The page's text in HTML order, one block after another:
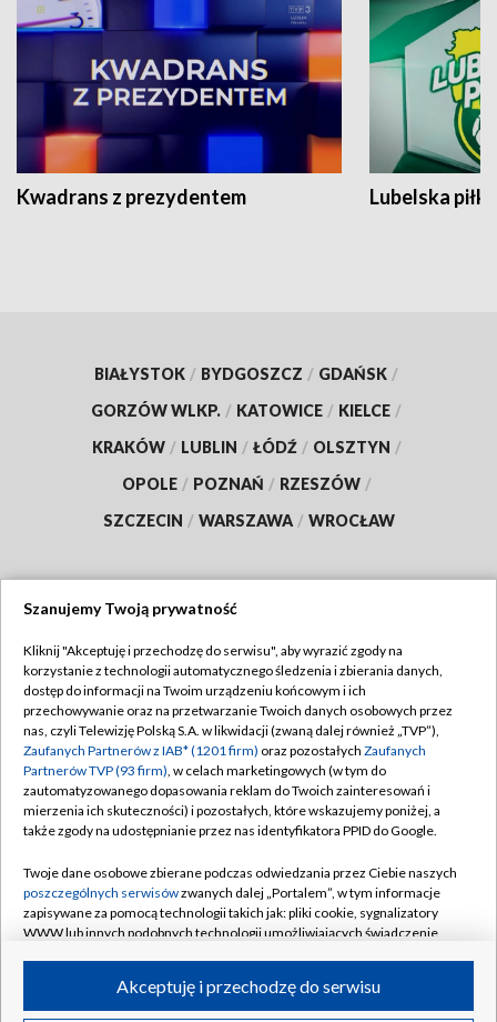
Kwadrans z prezydentem Lubelska piłka
BIAŁYSTOK / BYDGOSZCZ / GDAŃSK /
GORZÓW WLKP. / KATOWICE / KIELCE /
KRAKÓW / LUBLIN / ŁÓDŹ / OLSZTYN /
OPOLE / POZNAŃ / RZESZÓW /
SZCZECIN / WARSZAWA / WROCŁAW
TVP
Abonament TVP
Emisja w TVP
Centrum informacji TVP
Naziemna Telewizja Cyfrowa
Rada Programowa
System NOS
Informacje o nadawcy
Program dla prasy
Regulamin TVP
Polityka prywatności
Moje zgody
Pomoc
Kontakt
Kanały
Szanujemy Twoją prywatność
Kliknij "Akceptuję i przechodzę do serwisu", aby wyrazić zgody na
korzystanie z technologii automatycznego śledzenia i zbierania danych,
dostęp do informacji na Twoim urządzeniu końcowym i ich
przechowywanie oraz na przetwarzanie Twoich danych osobowych przez
nas, czyli Telewizję Polską S.A. w likwidacji (zwaną dalej również „TVP”),
Zaufanych Partnerów z IAB* (1201 firm) oraz pozostałych Zaufanych
Partnerów TVP (93 firm), w celach marketingowych (w tym do
zautomatyzowanego dopasowania reklam do Twoich zainteresowań i
mierzenia ich skuteczności) i pozostałych, które wskazujemy poniżej, a
także zgody na udostępnianie przez nas identyfikatora PPID do Google.
Twoje dane osobowe zbierane podczas odwiedzania przez Ciebie naszych
poszczególnych serwisówzwanych dalej „Portalem”, w tym informacje
zapisywane za pomocą technologii takich jak: pliki cookie, sygnalizatory
WWW lub innych podobnych technologii umożliwiających świadczenie
ruchu w Internecie.Akceptuję i przechodzę do serwisu